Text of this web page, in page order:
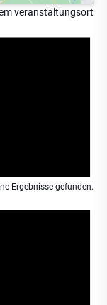
veranstaltungsort
Ergebnisse gefunden.